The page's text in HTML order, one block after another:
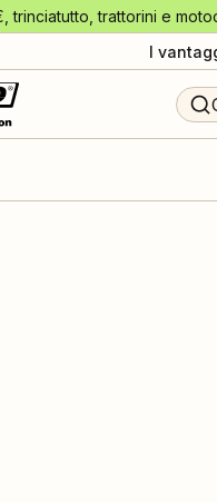
trinciatutto, trattorini e
I